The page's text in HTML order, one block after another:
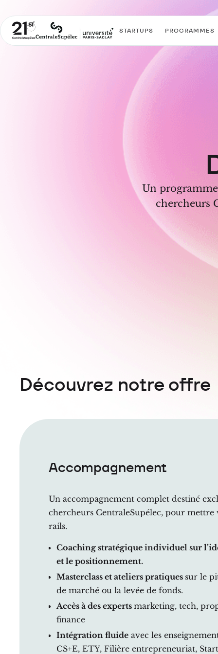
STARTUPS PROGRAMMES
Un
chercheurs
Découvrez notre offre
Accompagnement
Un accompagnement complet destiné
chercheurs CentraleSupélec, pour mettre
rails.
Coaching stratégique individuel sur
et le positionnement.
Masterclass et ateliers pratiques sur le
de marché ou la levée de fonds.
Accès à des experts marketing, tech,
finance
Intégration fluide avec les
CS+E, ETY, Filière entrepreneuriat,